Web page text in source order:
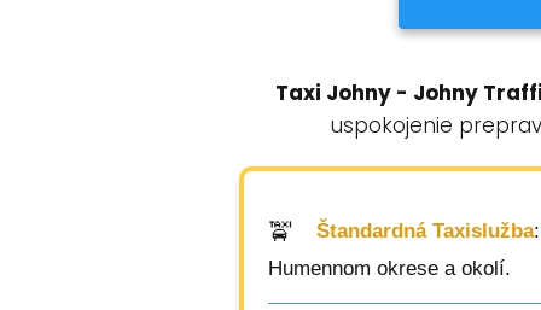
Taxi Johny - Johny
uspokojenie
Štandardná Taxislužba
Humennom okrese a okolí.